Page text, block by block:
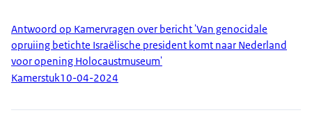
Antwoord op Kamervragen over bericht 'Van genocidale
opruiing betichte Israëlische president komt naar Nederland
voor opening Holocaustmuseum'
Kamerstuk10-04-2024